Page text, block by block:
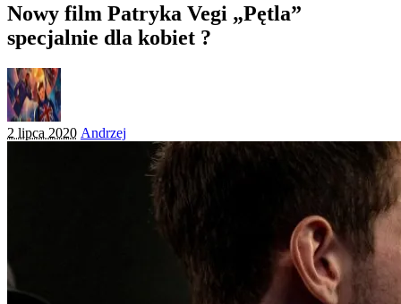
Nowy film Patryka Vegi „Pętla”
specjalnie dla kobiet ?
2 lipca 2020 Posted
Andrzej